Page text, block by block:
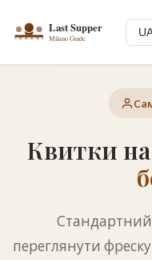
Квитки
переглянути